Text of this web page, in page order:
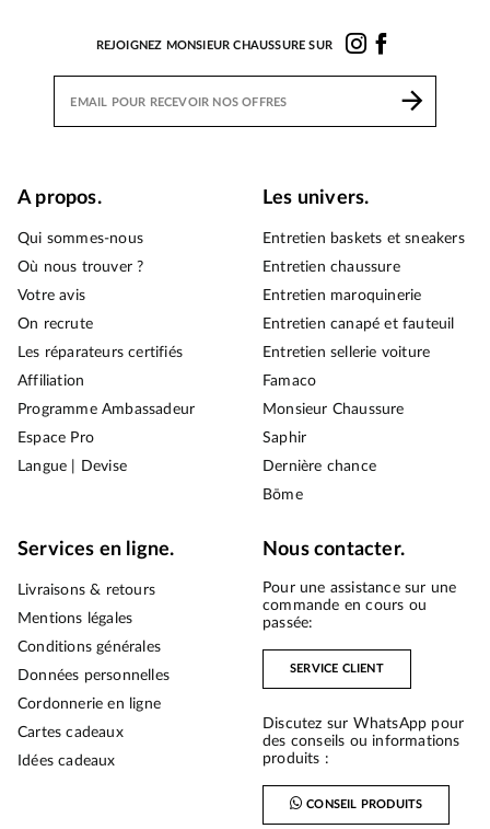
REJOIGNEZ MONSIEUR CHAUSSURE SUR
A propos.
Qui sommes-nous
Où nous trouver ?
Votre avis
On recrute
Les réparateurs certifiés
Affiliation
Programme Ambassadeur
Espace Pro
Langue | Devise
Les univers.
Entretien baskets et sneakers
Entretien chaussure
Entretien maroquinerie
Entretien canapé et fauteuil
Entretien sellerie voiture
Famaco
Monsieur Chaussure
Saphir
Dernière chance
Bōme
Services en ligne.
Livraisons & retours
Mentions légales
Conditions générales
Données personnelles
Cordonnerie en ligne
Cartes cadeaux
Idées cadeaux
Nous contacter.
Pour une assistance sur une
commande en cours ou
passée:
SERVICE CLIENT
Discutez sur WhatsApp pour
des conseils ou informations
produits :
CONSEIL PRODUITS